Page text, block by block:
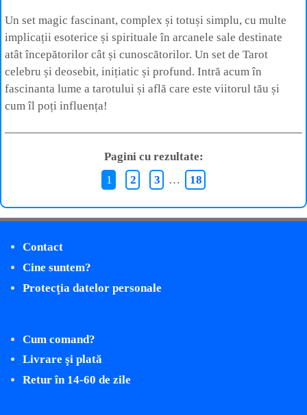
Un set magic fascinant, complex și totuși simplu, cu multe
implicații esoterice și spirituale în arcanele sale destinate
atât începătorilor cât și cunoscătorilor. Un set de Tarot
celebru și deosebit, inițiatic și profund. Intră acum în
fascinanta lume a tarotului și află care este viitorul tău și
cum îl poți influența!
Pagini cu rezultate:
1
2 3 … 18
Contact
Cine suntem?
Protecţia datelor personale
Cum comand?
Livrare şi plată
Retur în 14-60 de zile